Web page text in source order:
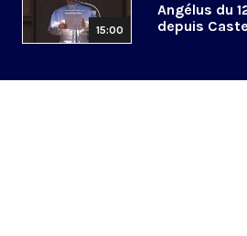
15:00
Angélus du
depuis